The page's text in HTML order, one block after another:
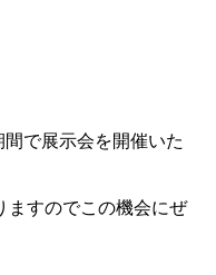
で展示会を開催いた
ますのでこの機会にぜ